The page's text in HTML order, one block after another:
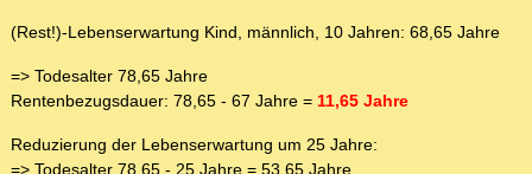
(Rest!)-Lebenserwartung Kind, männlich, 10 Jahren: 68,65 Jahre
=> Todesalter 78,65 Jahre
Rentenbezugsdauer: 78,65 - 67 Jahre = 11,65 Jahre
Reduzierung der Lebenserwartung um 25 Jahre:
=> Todesalter 78,65 - 25 Jahre = 53,65 Jahre